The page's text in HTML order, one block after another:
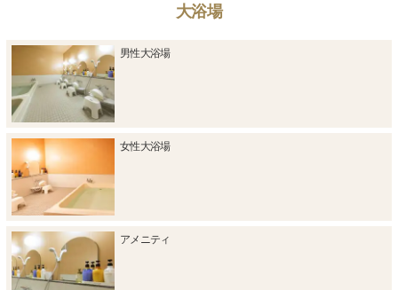
大浴場
男性大浴場
女性大浴場
アメニティ